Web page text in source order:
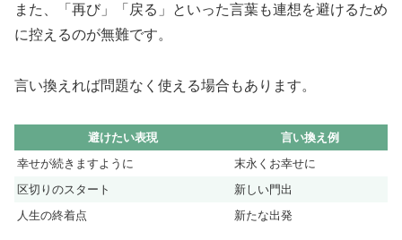
また、「再び」「戻る」といった言葉も連想を避けるため
に控えるのが無難です。
言い換えれば問題なく使える場合もあります。
避けたい表現
言い換え例
幸せが続きますように
末永くお幸せに
区切りのスタート
新しい門出
人生の終着点
新たな出発